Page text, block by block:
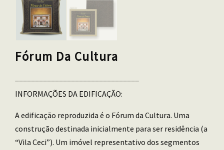
Fórum Da Cultura
INFORMAÇÕES DA EDIFICAÇÃO:
A edificação reproduzida é o Fórum da Cultura. Uma
construção destinada inicialmente para ser residência (a
“Vila Ceci”). Um imóvel representativo dos segmentos